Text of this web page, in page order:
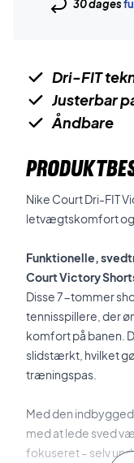
30 dages
Dri-FIT
Justerbar
Åndbare
Nike Court Dri-FIT
letvægtskomfort og
Funktionelle,
Court Victory
Disse 7-tommer
tennisspillere, der
komfort på banen.
slidstærkt, hvilket
træningspas.
Med den
med at lede sved
fokuseret – selv